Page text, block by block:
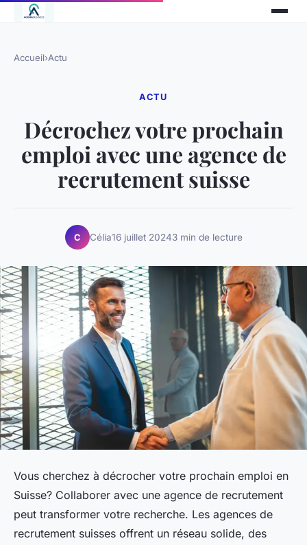
Accueil›Actu
ACTU
Décrochez votre prochain
emploi avec une agence de
recrutement suisse
C Célia16 juillet 20243 min de lecture
Vous cherchez à décrocher votre prochain emploi en
Suisse? Collaborer avec une agence de recrutement
peut transformer votre recherche. Les agences de
recrutement suisses offrent un réseau solide, des